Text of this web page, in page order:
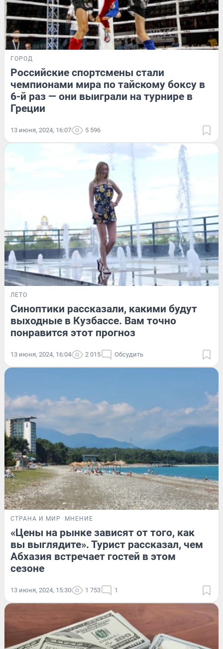
ГОРОД
Российские спортсмены стали
чемпионами мира по тайскому боксу в
6-й раз — они выиграли на турнире в
Греции
13 июня, 2024, 16:07 5 596
ЛЕТО
Синоптики рассказали, какими будут
выходные в Кузбассе. Вам точно
понравится этот прогноз
13 июня, 2024, 16:04 2 015 Обсудить
СТРАНА И МИР МНЕНИЕ
«Цены на рынке зависят от того, как
вы выглядите». Турист рассказал, чем
Абхазия встречает гостей в этом
сезоне
13 июня, 2024, 15:30 1 753 1